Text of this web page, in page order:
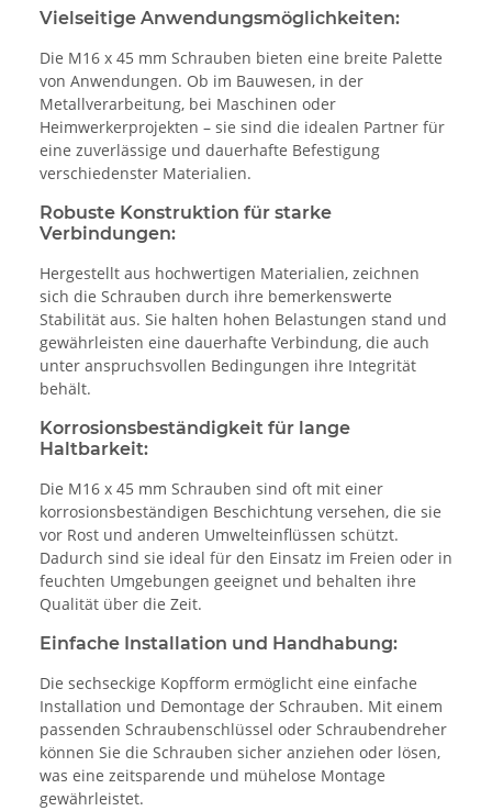
Vielseitige Anwendungsmöglichkeiten:
Die M16 x 45 mm Schrauben bieten eine breite Palette
von Anwendungen. Ob im Bauwesen, in der
Metallverarbeitung, bei Maschinen oder
Heimwerkerprojekten – sie sind die idealen Partner für
eine zuverlässige und dauerhafte Befestigung
verschiedenster Materialien.
Robuste Konstruktion für starke
Verbindungen:
Hergestellt aus hochwertigen Materialien, zeichnen
sich die Schrauben durch ihre bemerkenswerte
Stabilität aus. Sie halten hohen Belastungen stand und
gewährleisten eine dauerhafte Verbindung, die auch
unter anspruchsvollen Bedingungen ihre Integrität
behält.
Korrosionsbeständigkeit für lange
Haltbarkeit:
Die M16 x 45 mm Schrauben sind oft mit einer
korrosionsbeständigen Beschichtung versehen, die sie
vor Rost und anderen Umwelteinflüssen schützt.
Dadurch sind sie ideal für den Einsatz im Freien oder in
feuchten Umgebungen geeignet und behalten ihre
Qualität über die Zeit.
Einfache Installation und Handhabung:
Die sechseckige Kopfform ermöglicht eine einfache
Installation und Demontage der Schrauben. Mit einem
passenden Schraubenschlüssel oder Schraubendreher
können Sie die Schrauben sicher anziehen oder lösen,
was eine zeitsparende und mühelose Montage
gewährleistet.